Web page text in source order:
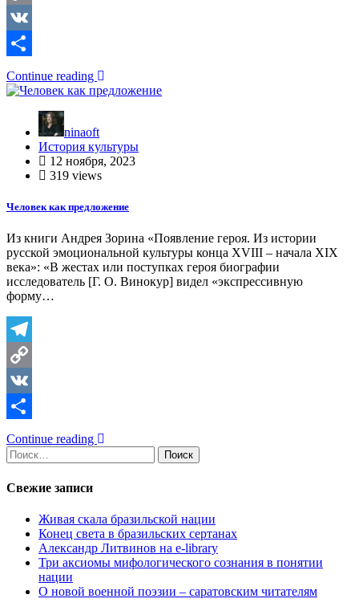
Copy
Link
VK
Отправить
Continue reading
ninaoft
История культуры
12 ноября, 2023
319 views
Человек как предложение
Из книги Андрея Зорина «Появление героя. Из истории
русской эмоциональной культуры конца XVIII – начала XIX
века»: «В жестах или поступках героя биографии
исследователь [Г. О. Винокур] видел «экспрессивную
форму…
Telegram
Copy
Link
VK
Отправить
Continue reading
Найти:
Свежие записи
Живая скала бразильской нации
Конец света в бразильских сертанах
Александр Литвинов на e-library
Три аксиомы мифологического сознания в понятии
нации
О новой военной поэзии – саратовским читателям